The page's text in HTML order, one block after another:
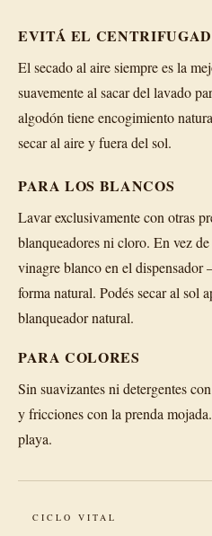
EVITÁ EL
El secado al aire siempre es la
suavemente al sacar del lavado
algodón tiene encogimiento
secar al aire y fuera del sol.
PARA LOS BLANCOS
Lavar exclusivamente con otras
blanqueadores ni cloro. En vez
vinagre blanco en el
forma natural. Podés secar al sol
blanqueador natural.
PARA COLORES
Sin suavizantes ni detergentes
y fricciones con la prenda
playa.
CICLO VITAL